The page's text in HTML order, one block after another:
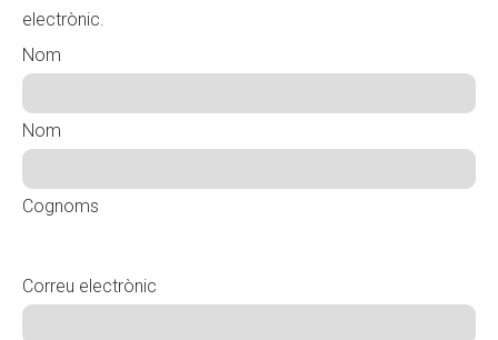
electrònic.
Nom
Nom
Cognoms
Correu electrònic